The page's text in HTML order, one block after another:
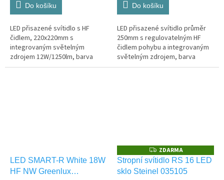
Do košíku
LED přisazené svítidlo s HF
čidlem, 220x220mm s
integrovaným světelným
zdrojem 12W/1250lm, barva
světla NW-neutrální bílá. Vhodné
Do košíku
LED přisazené svítidlo průměr
250mm s regulovatelným HF
čidlem pohybu a integrovaným
světelným zdrojem, barva
světla NW-neutrální bílá. Vhodná
LED SMART-R White 18W
HF NW Greenlux
Z
D
A
R
ZDARMA
Stropní svítidlo RS 16 LED
sklo Steinel 035105